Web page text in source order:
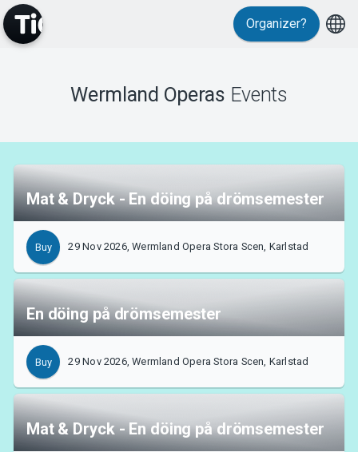
MyTickster
Organizer?
Wermland Operas Events
Mat & Dryck - En döing på drömsemester
Buy 29 Nov 2026, Wermland Opera Stora Scen, Karlstad
En döing på drömsemester
Buy 29 Nov 2026, Wermland Opera Stora Scen, Karlstad
Mat & Dryck - En döing på drömsemester